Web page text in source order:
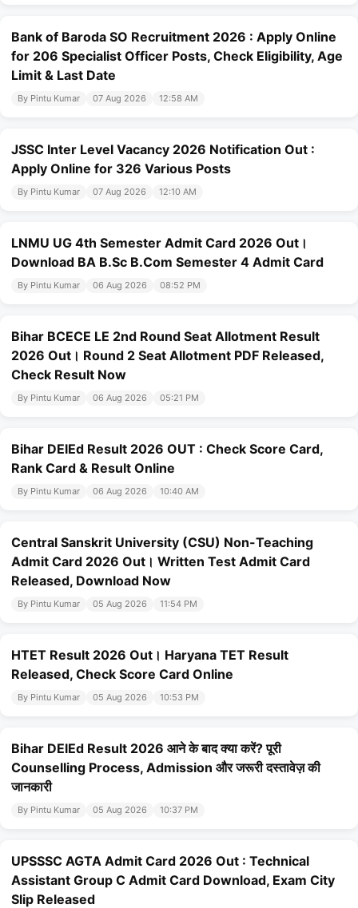
Bank of Baroda SO Recruitment 2026 : Apply Online
for 206 Specialist Officer Posts, Check Eligibility, Age
Limit & Last Date
By Pintu Kumar 07 Aug 2026 12:58 AM
JSSC Inter Level Vacancy 2026 Notification Out :
Apply Online for 326 Various Posts
By Pintu Kumar 07 Aug 2026 12:10 AM
LNMU UG 4th Semester Admit Card 2026 Out।
Download BA B.Sc B.Com Semester 4 Admit Card
By Pintu Kumar 06 Aug 2026 08:52 PM
Bihar BCECE LE 2nd Round Seat Allotment Result
2026 Out। Round 2 Seat Allotment PDF Released,
Check Result Now
By Pintu Kumar 06 Aug 2026 05:21 PM
Bihar DElEd Result 2026 OUT : Check Score Card,
Rank Card & Result Online
By Pintu Kumar 06 Aug 2026 10:40 AM
Central Sanskrit University (CSU) Non-Teaching
Admit Card 2026 Out। Written Test Admit Card
Released, Download Now
By Pintu Kumar 05 Aug 2026 11:54 PM
HTET Result 2026 Out। Haryana TET Result
Released, Check Score Card Online
By Pintu Kumar 05 Aug 2026 10:53 PM
Bihar DElEd Result 2026 आने के बाद क्या करें? पूरी
Counselling Process, Admission और जरूरी दस्तावेज़ की
जानकारी
By Pintu Kumar 05 Aug 2026 10:37 PM
UPSSSC AGTA Admit Card 2026 Out : Technical
Assistant Group C Admit Card Download, Exam City
Slip Released